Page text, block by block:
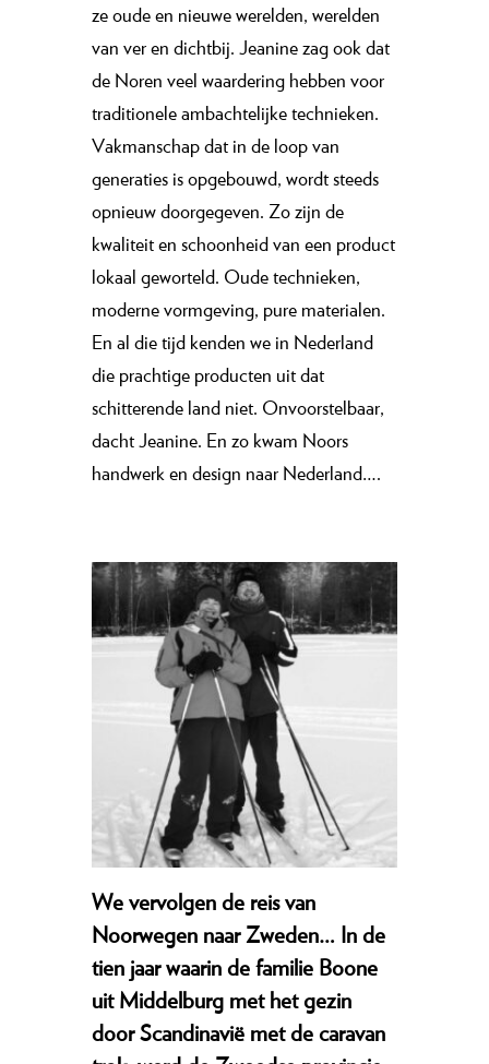
ze oude en nieuwe werelden, werelden
van ver en dichtbij. Jeanine zag ook dat
de Noren veel waardering hebben voor
traditionele ambachtelijke technieken.
Vakmanschap dat in de loop van
generaties is opgebouwd, wordt steeds
opnieuw doorgegeven. Zo zijn de
kwaliteit en schoonheid van een product
lokaal geworteld. Oude technieken,
moderne vormgeving, pure materialen.
En al die tijd kenden we in Nederland
die prachtige producten uit dat
schitterende land niet. Onvoorstelbaar,
dacht Jeanine. En zo kwam Noors
handwerk en design naar Nederland….
We vervolgen de reis van
Noorwegen naar Zweden… In de
tien jaar waarin de familie Boone
uit Middelburg met het gezin
door Scandinavië met de caravan